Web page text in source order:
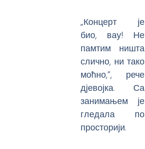
„Концерт је
био, вау! Не
памтим ништа
слично, ни тако
моћно,”, рече
дјевојка. Са
занимањем је
гледала по
просторији.